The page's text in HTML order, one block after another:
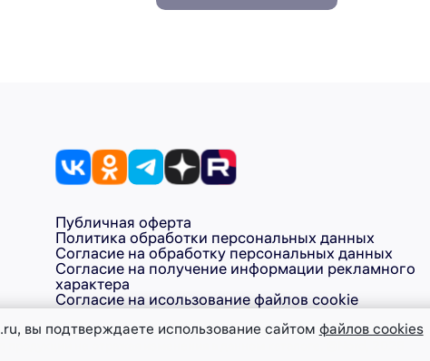
Публичная оферта
Политика обработки персональных данных
Согласие на обработку персональных данных
Согласие на получение информации рекламного
характера
Согласие на исользование файлов cookie
ТМ NORD – ООО «Диорит-Технис» +7 (999) 577-99-99
не отражая изменения в данном каталоге. ©Nord, 2026
вы подтверждаете использование сайтом файлов cookies